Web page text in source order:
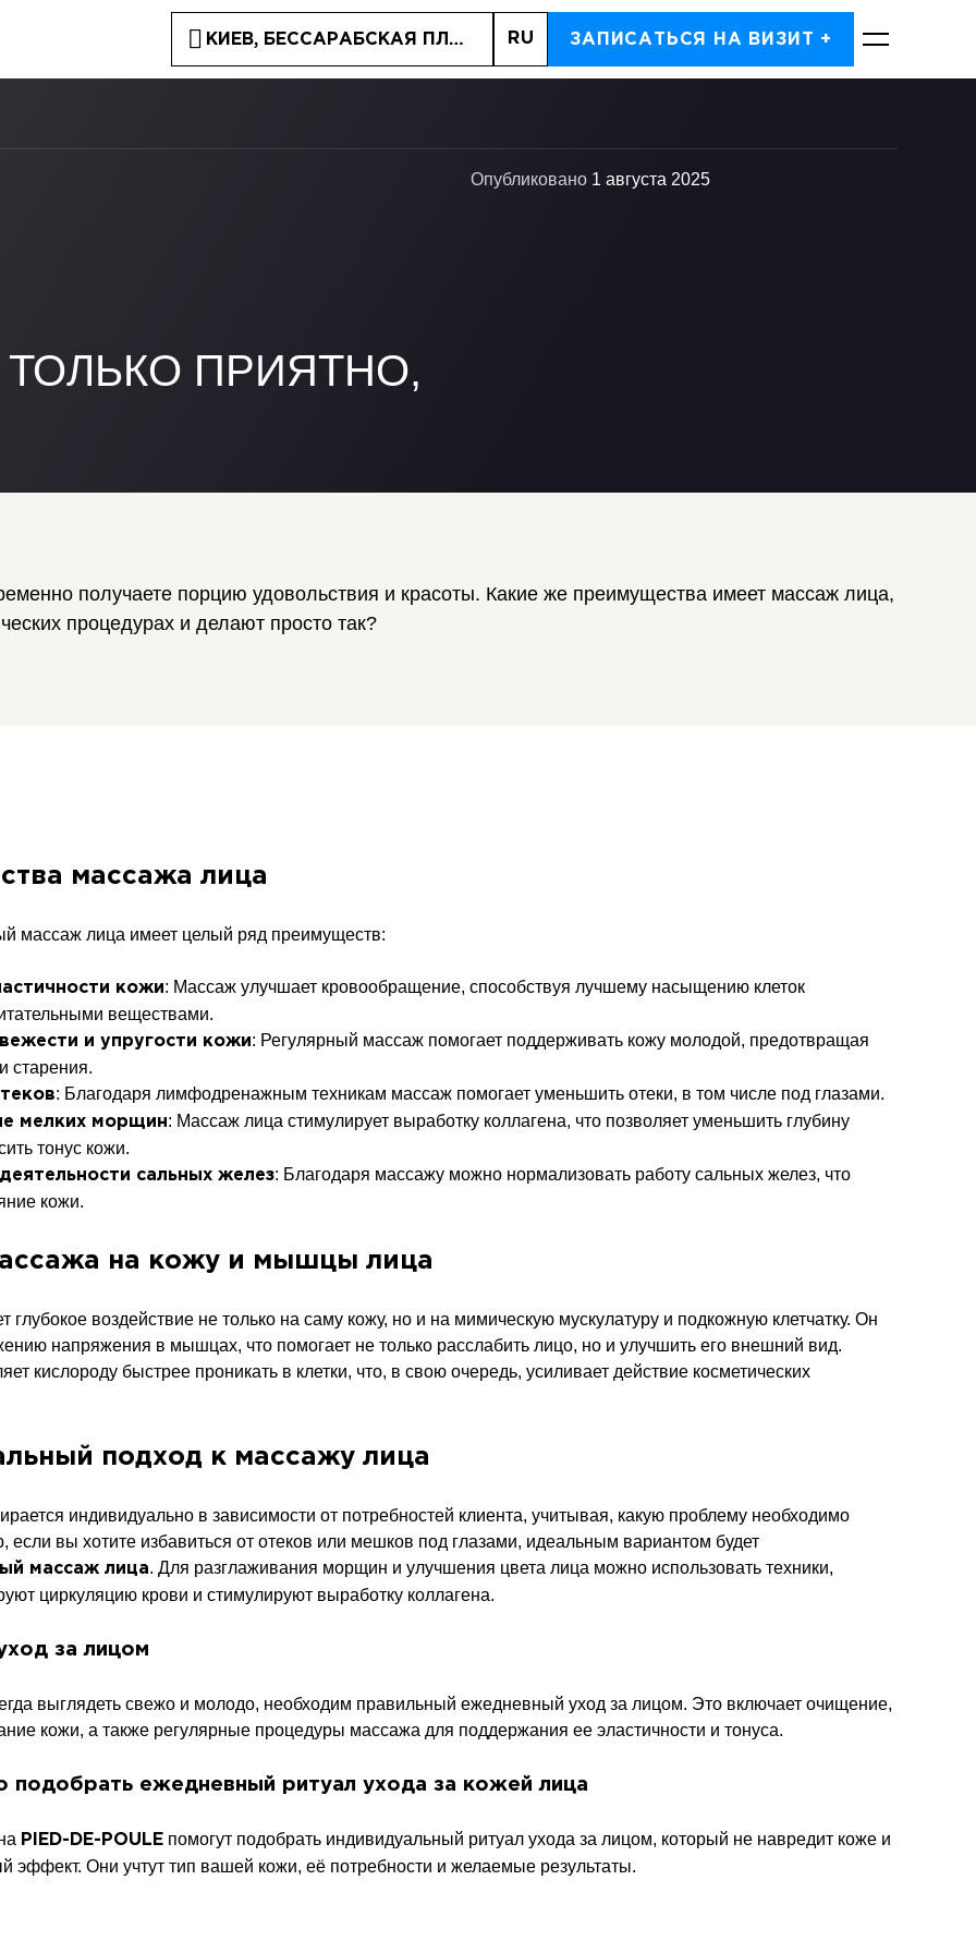
КИЕВ, БЕССАРАБСКАЯ ПЛОЩАДЬ, 7
RU ЗАПИСАТЬСЯ НА ВИЗИТ +
ПРИЯТНО,
Опубликовано 1 августа 2025
получаете порцию удовольствия и красоты. Какие же преимущества имеет массаж лица,
процедурах и делают просто так?
массажа лица
массаж лица имеет целый ряд преимуществ:
кожи: Массаж улучшает кровообращение, способствуя лучшему насыщению клеток
веществами.
и упругости кожи: Регулярный массаж помогает поддерживать кожу молодой, предотвращая
старения.
: Благодаря лимфодренажным техникам массаж помогает уменьшить отеки, в том числе под глазами.
мелких морщин: Массаж лица стимулирует выработку коллагена, что позволяет уменьшить глубину
тонус кожи.
сальных желез: Благодаря массажу можно нормализовать работу сальных желез, что
кожи.
на кожу и мышцы лица
глубокое воздействие не только на саму кожу, но и на мимическую мускулатуру и подкожную клетчатку. Он
напряжения в мышцах, что помогает не только расслабить лицо, но и улучшить его внешний вид.
кислороду быстрее проникать в клетки, что, в свою очередь, усиливает действие косметических
подход к массажу лица
индивидуально в зависимости от потребностей клиента, учитывая, какую проблему необходимо
вы хотите избавиться от отеков или мешков под глазами, идеальным вариантом будет
массаж лица. Для разглаживания морщин и улучшения цвета лица можно использовать техники,
циркуляцию крови и стимулируют выработку коллагена.
за лицом
выглядеть свежо и молодо, необходим правильный ежедневный уход за лицом. Это включает очищение,
кожи, а также регулярные процедуры массажа для поддержания ее эластичности и тонуса.
подобрать ежедневный ритуал ухода за кожей лица
PIED-DE-POULE помогут подобрать индивидуальный ритуал ухода за лицом, который не навредит коже и
эффект. Они учтут тип вашей кожи, её потребности и желаемые результаты.